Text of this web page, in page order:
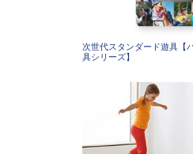
次世代スタンダード遊具【
具シリーズ】